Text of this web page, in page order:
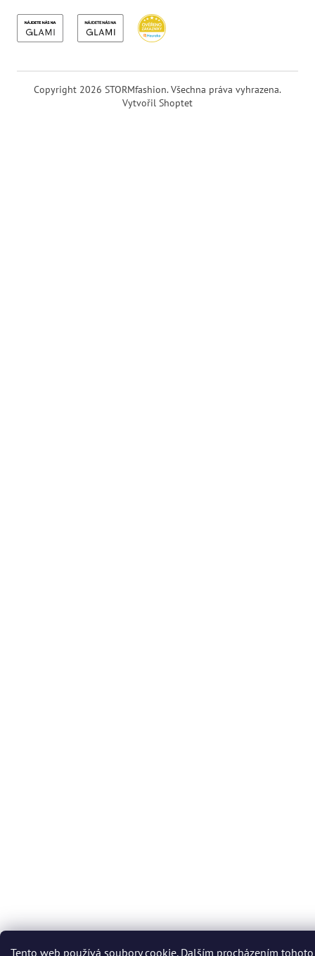
Tento web používá soubory cookie. Dalším procházením
Vytvořil Shoptet
Copyright 2026 STORMfashion. Všechna práva vyhrazena.